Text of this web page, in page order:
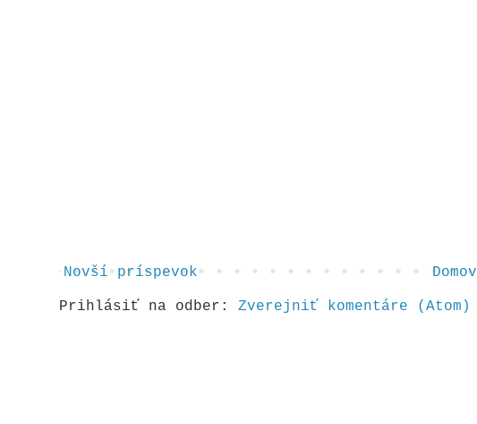
Novší príspevok Domov
Prihlásiť na odber: Zverejniť komentáre (Atom)